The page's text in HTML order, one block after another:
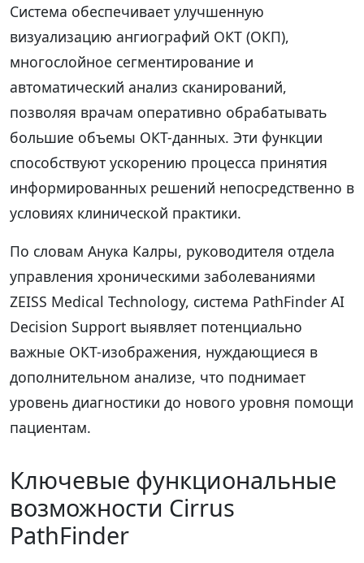
Система обеспечивает улучшенную
визуализацию ангиографий ОКТ (ОКП),
многослойное сегментирование и
автоматический анализ сканирований,
позволяя врачам оперативно обрабатывать
большие объемы ОКТ-данных. Эти функции
способствуют ускорению процесса принятия
информированных решений непосредственно в
условиях клинической практики.
По словам Анука Калры, руководителя отдела
управления хроническими заболеваниями
ZEISS Medical Technology, система PathFinder AI
Decision Support выявляет потенциально
важные ОКТ-изображения, нуждающиеся в
дополнительном анализе, что поднимает
уровень диагностики до нового уровня помощи
пациентам.
Ключевые функциональные
возможности Cirrus
PathFinder